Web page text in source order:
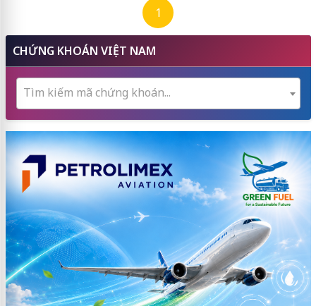
1
CHỨNG KHOÁN VIỆT NAM
Tìm kiếm mã chứng khoán...